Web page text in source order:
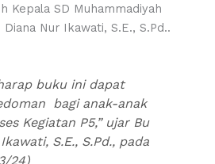
Kepala SD Muhammadiyah
Nur Ikawati, S.E., S.Pd..
buku ini dapat
bagi anak-anak
Kegiatan P5,” ujar Bu
S.E., S.Pd., pada
24)